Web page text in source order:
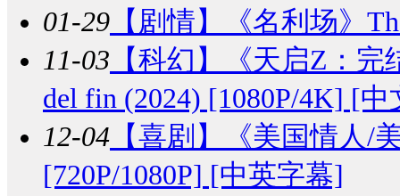
01-29 【剧情】
《名利场》
11-03 【科幻】
《天启Z：
del fin (2024) [1080P/4K] [
12-04 【喜剧】
《美国情人/
[720P/1080P] [中英字幕]